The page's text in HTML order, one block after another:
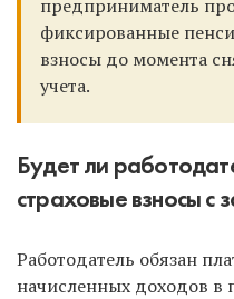
предприниматель
фиксированные
взносы до момента
учета.
Будет ли
страховые взносы с
Работодатель обязан
начисленных доходов в